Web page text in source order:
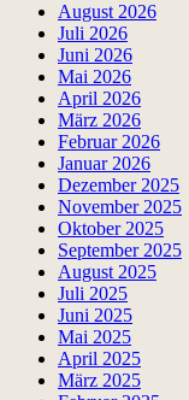
August 2026
Juli 2026
Juni 2026
Mai 2026
April 2026
März 2026
Februar 2026
Januar 2026
Dezember 2025
November 2025
Oktober 2025
September 2025
August 2025
Juli 2025
Juni 2025
Mai 2025
April 2025
März 2025